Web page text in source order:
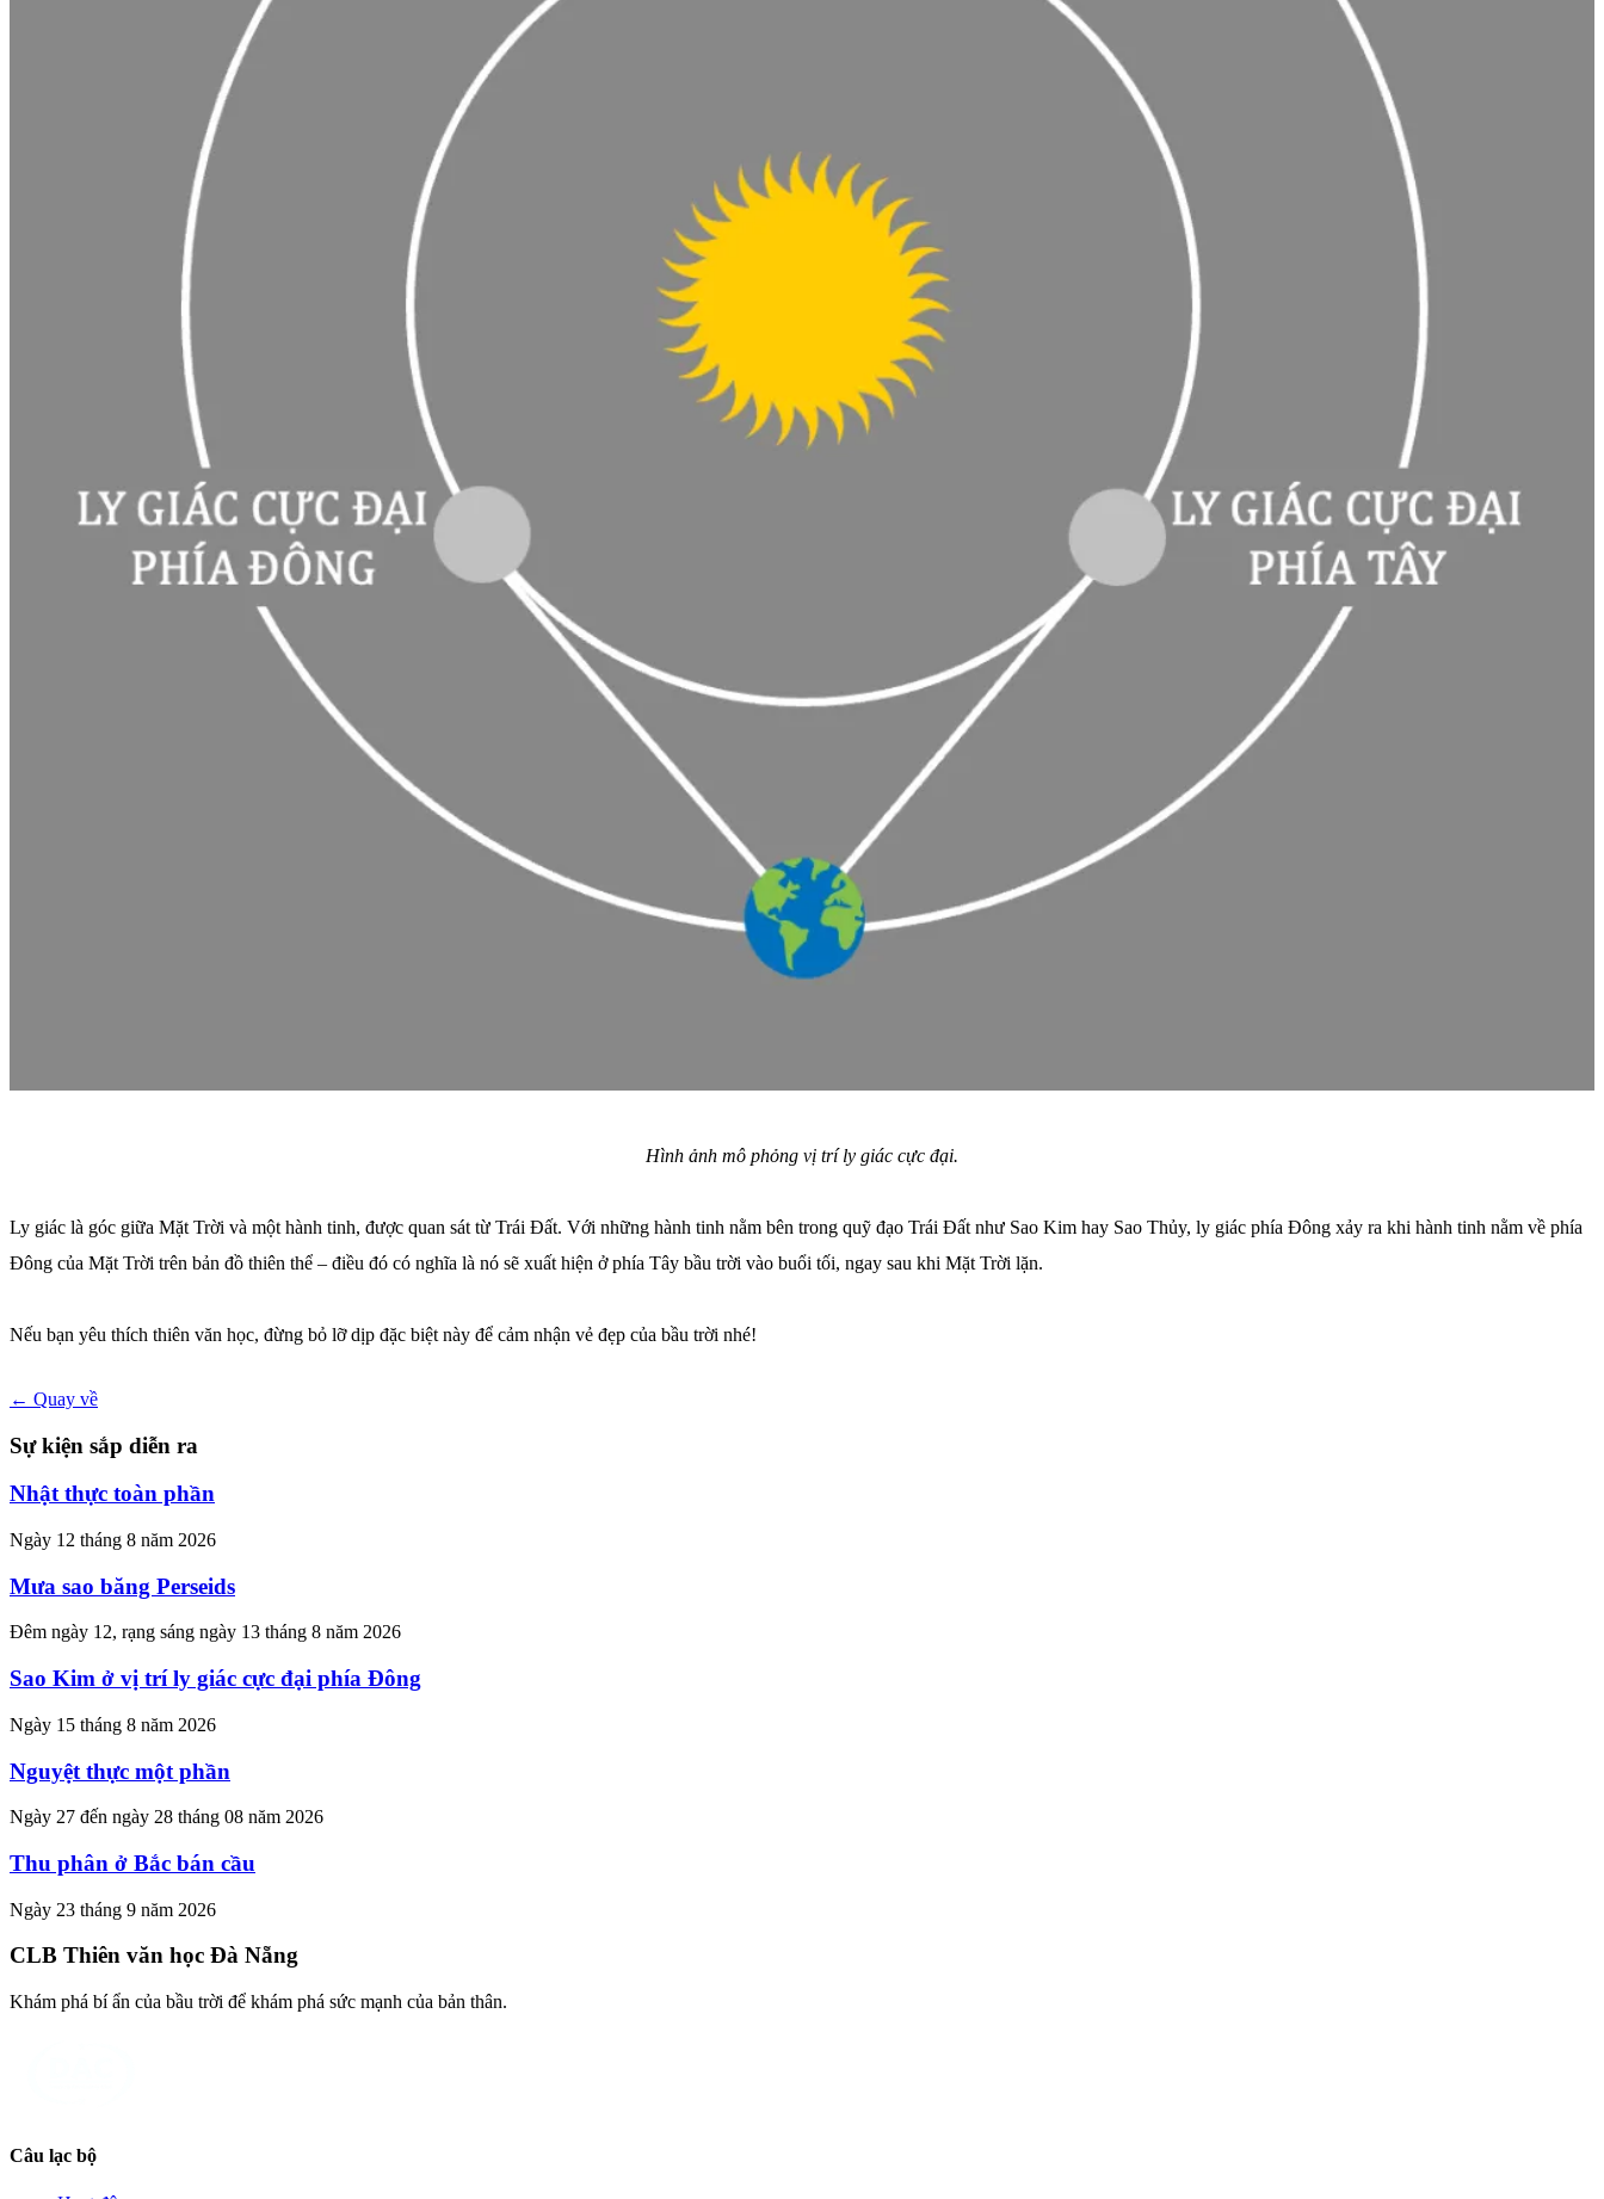
Hình ảnh mô phỏng vị trí ly giác cực đại.
Ly giác là góc giữa Mặt Trời và một hành tinh, được quan sát từ Trái Đất. Với những hành tinh nằm bên trong quỹ đạo Trái Đất như Sao Kim hay Sao Thủy, ly giác phía Đông xảy ra khi hành tinh nằm về phía
Đông của Mặt Trời trên bản đồ thiên thể – điều đó có nghĩa là nó sẽ xuất hiện ở phía Tây bầu trời vào buổi tối, ngay sau khi Mặt Trời lặn.
Nếu bạn yêu thích thiên văn học, đừng bỏ lỡ dịp đặc biệt này để cảm nhận vẻ đẹp của bầu trời nhé!
← Quay về
Sự kiện sắp diễn ra
Nhật thực toàn phần
Ngày 12 tháng 8 năm 2026
Mưa sao băng Perseids
Đêm ngày 12, rạng sáng ngày 13 tháng 8 năm 2026
Sao Kim ở vị trí ly giác cực đại phía Đông
Ngày 15 tháng 8 năm 2026
Nguyệt thực một phần
Ngày 27 đến ngày 28 tháng 08 năm 2026
Thu phân ở Bắc bán cầu
Ngày 23 tháng 9 năm 2026
CLB Thiên văn học Đà Nẵng
Khám phá bí ẩn của bầu trời để khám phá sức mạnh của bản thân.
Câu lạc bộ